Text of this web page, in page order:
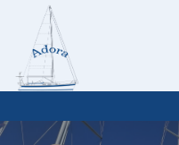
Zum
Inhalt